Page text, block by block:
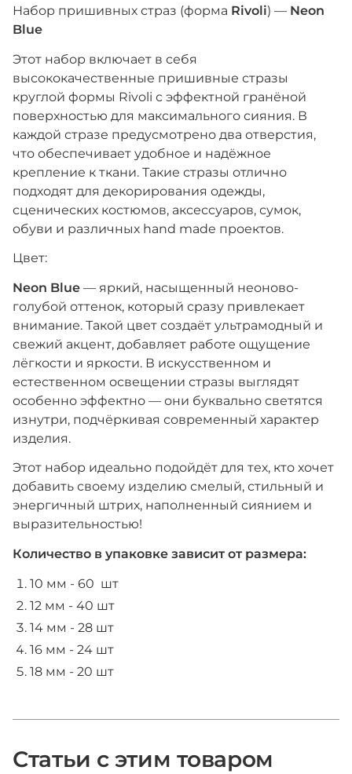
Набор пришивных страз (форма Rivoli) — Neon
Blue
Этот набор включает в себя
высококачественные пришивные стразы
круглой формы Rivoli с эффектной гранёной
поверхностью для максимального сияния. В
каждой стразе предусмотрено два отверстия,
что обеспечивает удобное и надёжное
крепление к ткани. Такие стразы отлично
подходят для декорирования одежды,
сценических костюмов, аксессуаров, сумок,
обуви и различных hand made проектов.
Цвет:
Neon Blue — яркий, насыщенный неоново-
голубой оттенок, который сразу привлекает
внимание. Такой цвет создаёт ультрамодный и
свежий акцент, добавляет работе ощущение
лёгкости и яркости. В искусственном и
естественном освещении стразы выглядят
особенно эффектно — они буквально светятся
изнутри, подчёркивая современный характер
изделия.
Этот набор идеально подойдёт для тех, кто хочет
добавить своему изделию смелый, стильный и
энергичный штрих, наполненный сиянием и
выразительностью!
Количество в упаковке зависит от размера:
10 мм - 60 шт
12 мм - 40 шт
14 мм - 28 шт
16 мм - 24 шт
18 мм - 20 шт
Статьи с этим товаром